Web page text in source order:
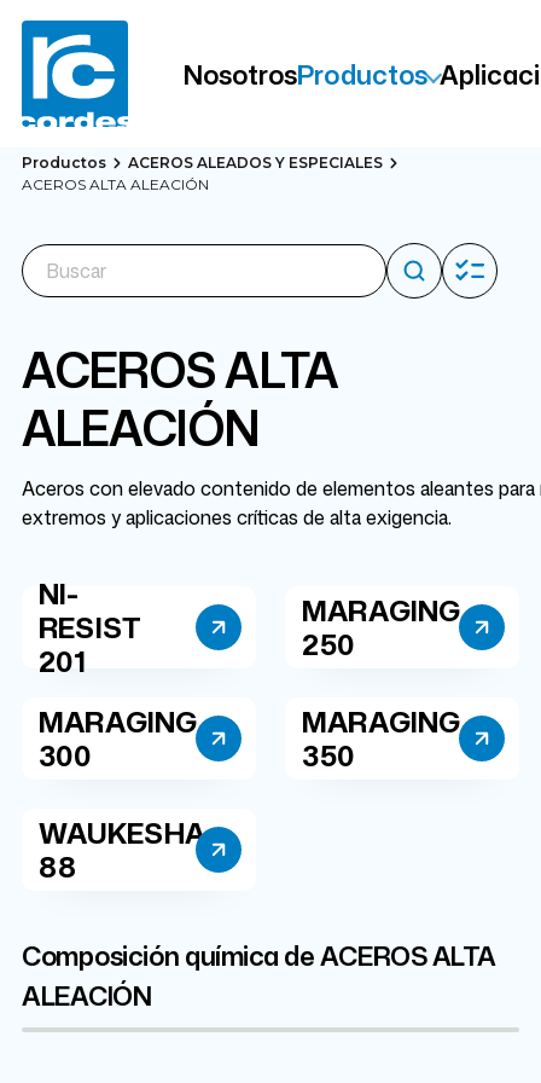
NosotrosProductos
Productos
ACEROS ALEADOS Y ESPECIALES
ACEROS ALTA ALEACIÓN
ACEROS ALTA
ALEACIÓN
Aceros con elevado contenido de elementos aleantes
extremos y aplicaciones críticas de alta exigencia.
NI-
RESIST
201
MARAGING
250
MARAGING
300
MARAGING
350
WAUKESHA
88
Composición química de ACEROS ALTA
ALEACIÓN